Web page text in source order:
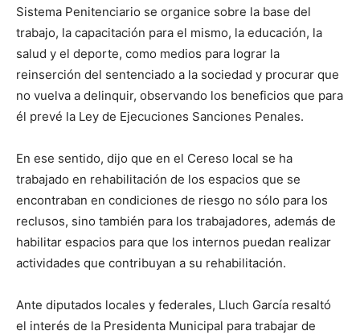
Sistema Penitenciario se organice sobre la base del
trabajo, la capacitación para el mismo, la educación, la
salud y el deporte, como medios para lograr la
reinserción del sentenciado a la sociedad y procurar que
no vuelva a delinquir, observando los beneficios que para
él prevé la Ley de Ejecuciones Sanciones Penales.
En ese sentido, dijo que en el Cereso local se ha
trabajado en rehabilitación de los espacios que se
encontraban en condiciones de riesgo no sólo para los
reclusos, sino también para los trabajadores, además de
habilitar espacios para que los internos puedan realizar
actividades que contribuyan a su rehabilitación.
Ante diputados locales y federales, Lluch García resaltó
el interés de la Presidenta Municipal para trabajar de